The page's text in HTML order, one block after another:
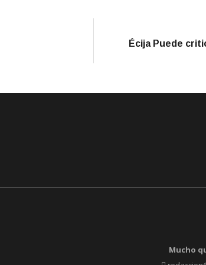
Écija Puede
Mucho